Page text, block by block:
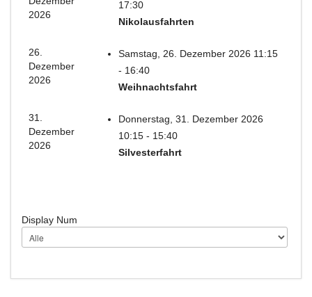
2026
17:30
Nikolausfahrten
26.
Dezember
2026
Samstag, 26. Dezember 2026 11:15
- 16:40
Weihnachtsfahrt
31.
Dezember
2026
Donnerstag, 31. Dezember 2026
10:15 - 15:40
Silvesterfahrt
Display Num